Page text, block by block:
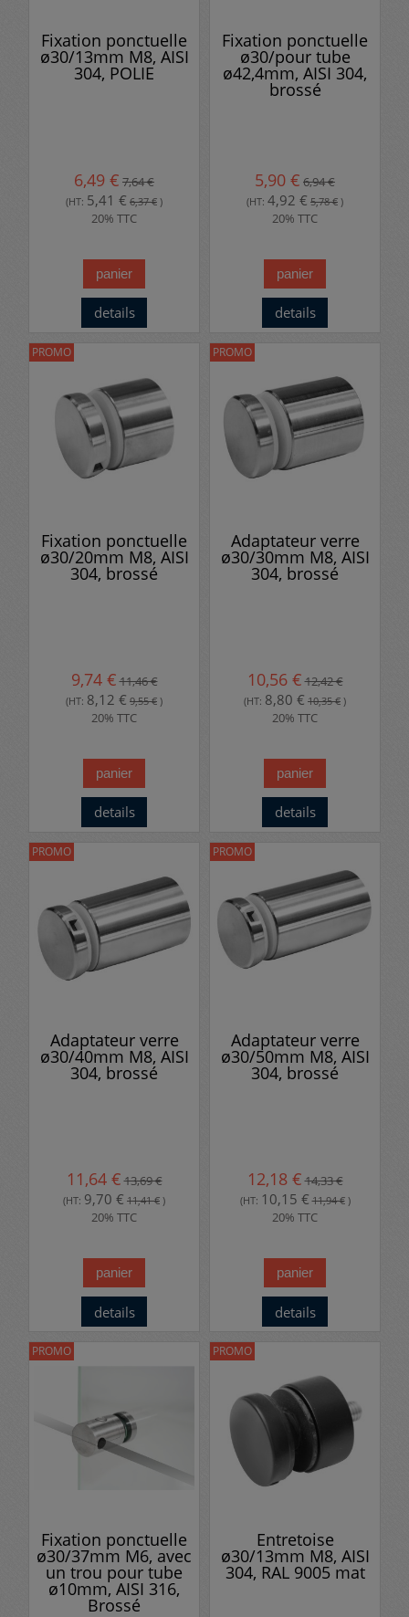
Fixation ponctuelle
ø30/13mm M8, AISI
304, POLIE
6,49 € 7,64 €
(HT: 5,41 € 6,37 € )
20% TTC
panier
details
Fixation ponctuelle
ø30/pour tube
ø42,4mm, AISI 304,
brossé
5,90 € 6,94 €
(HT: 4,92 € 5,78 € )
20% TTC
panier
details
Fixation ponctuelle
ø30/20mm M8, AISI
304, brossé
9,74 €11,46 €
(HT: 8,12 € 9,55 € )
20% TTC
panier
details
PROMO
Adaptateur verre
ø30/30mm M8, AISI
304, brossé
10,56 €12,42 €
(HT: 8,80 € 10,35 € )
20% TTC
panier
details
PROMO
Adaptateur verre
ø30/40mm M8, AISI
304, brossé
11,64 €13,69 €
(HT: 9,70 € 11,41 € )
20% TTC
panier
details
PROMO
Adaptateur verre
ø30/50mm M8, AISI
304, brossé
12,18 €14,33 €
(HT: 10,15 € 11,94 €)
20% TTC
panier
details
PROMO
Fixation ponctuelle
ø30/37mm M6, avec
un trou pour tube
ø10mm, AISI 316,
Brossé
PROMO
Entretoise
ø30/13mm M8, AISI
304, RAL 9005 mat
PROMO